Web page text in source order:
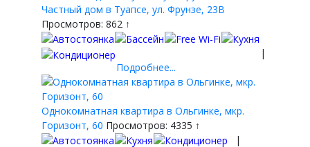
Частный дом в Туапсе, ул. Фрунзе, 23В
Просмотров: 862 ↑
|
Подробнее...
Однокомнатная квартира в Ольгинке, мкр.
Горизонт, 60 Просмотров: 4335 ↑
|